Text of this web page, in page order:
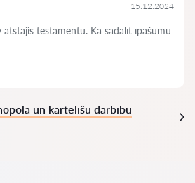
15.12.2024
atstājis testamentu. Kā sadalīt īpašumu
un kartelīšu darbību